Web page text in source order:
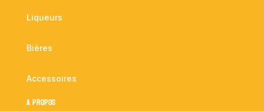
Liqueurs
Bières
Accessoires
A propos